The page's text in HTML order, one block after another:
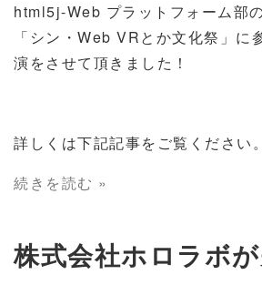
html5j-Web プラットフォーム部
「シン・Web VRとか文化祭」に
演をさせて頂きました！
詳しくは下記記事をご覧ください。
続きを読む »
株式会社ホロラボ